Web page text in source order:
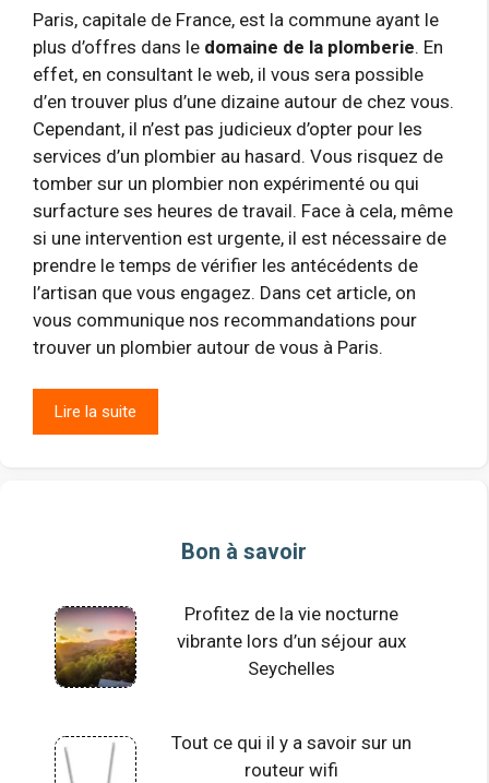
Paris, capitale de France, est la commune ayant le
plus d’offres dans le domaine de la plomberie. En
effet, en consultant le web, il vous sera possible
d’en trouver plus d’une dizaine autour de chez vous.
Cependant, il n’est pas judicieux d’opter pour les
services d’un plombier au hasard. Vous risquez de
tomber sur un plombier non expérimenté ou qui
surfacture ses heures de travail. Face à cela, même
si une intervention est urgente, il est nécessaire de
prendre le temps de vérifier les antécédents de
l’artisan que vous engagez. Dans cet article, on
vous communique nos recommandations pour
trouver un plombier autour de vous à Paris.
Lire la suite
Bon à savoir
Profitez de la vie nocturne
vibrante lors d’un séjour aux
Seychelles
Tout ce qui il y a savoir sur un
routeur wifi